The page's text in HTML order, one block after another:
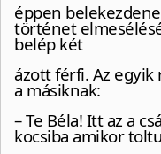
éppen
történet
belép két
ázott férfi. Az egyik
a másiknak:
– Te Béla! Itt az a
kocsiba amikor